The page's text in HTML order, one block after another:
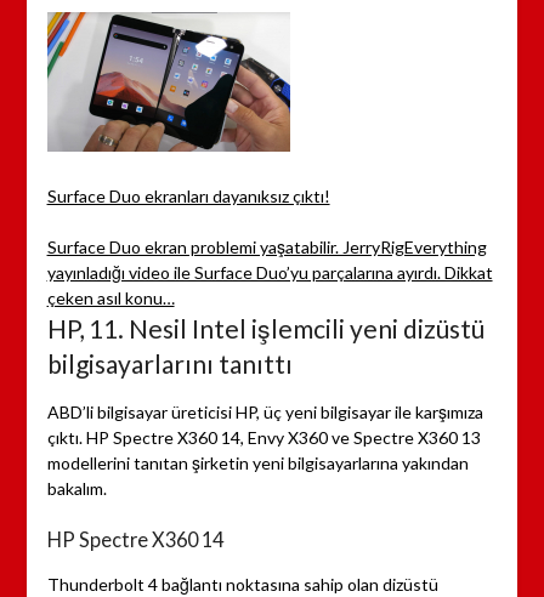
Surface Duo ekranları dayanıksız çıktı!
Surface Duo ekran problemi yaşatabilir. JerryRigEverything
yayınladığı video ile Surface Duo’yu parçalarına ayırdı. Dikkat
çeken asıl konu…
HP, 11. Nesil Intel işlemcili yeni dizüstü
bilgisayarlarını tanıttı
ABD’li bilgisayar üreticisi HP, üç yeni bilgisayar ile karşımıza
çıktı. HP Spectre X360 14, Envy X360 ve Spectre X360 13
modellerini tanıtan şirketin yeni bilgisayarlarına yakından
bakalım.
HP Spectre X360 14
Thunderbolt 4 bağlantı noktasına sahip olan dizüstü